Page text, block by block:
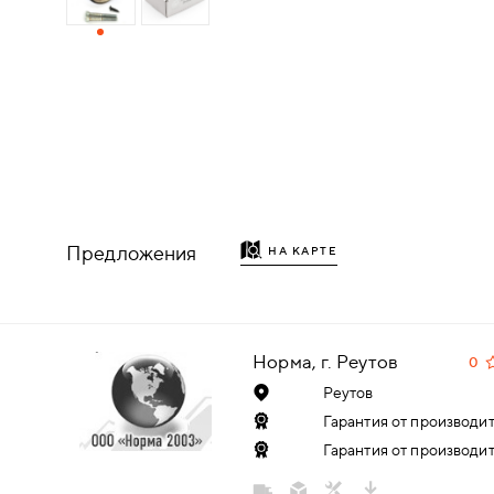
ДЕРЕВЯННЫЕ
НАПОЛЬНЫЕ
Предложения НА КАРТЕ
Норма, г. Реутов 0
Реутов
Гарантия от
Гарантия от